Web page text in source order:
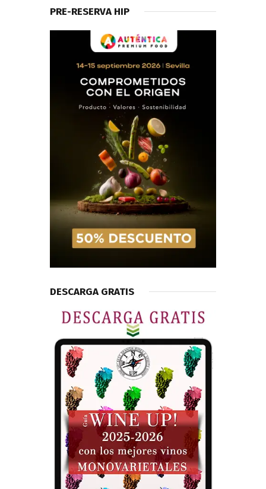
PRE-RESERVA HIP
DESCARGA GRATIS